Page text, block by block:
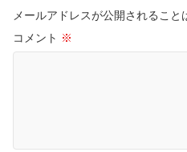
メールアドレスが公開されること
コメント ※